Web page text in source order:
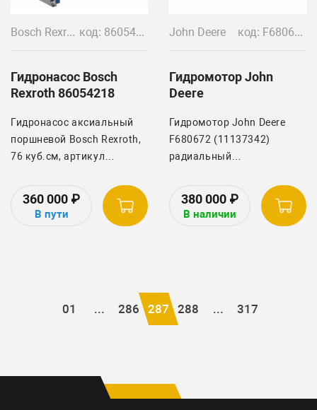
Bosch Rexroth код: 86054218 (86063771)
Гидронасос Bosch
Rexroth 86054218
Гидронасос аксиальный
поршневой Bosch Rexroth,
76 куб.см, артикул
Buhler Versatile 2375 серии
HHT (86063771)
360 000 ₽
В пути
John Deere код: F680672 / 11137342
Гидромотор John
Deere
Гидромотор John Deere
F680672 (11137342)
радиальный
харвестерной головки
John Deere/Waratah или
Komatsu. Рабочий объем
380 000 ₽
В наличии
01 ... 286 287 288 ... 317